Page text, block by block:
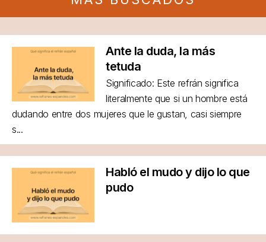
Ante la duda, la más
tetuda
Significado: Este refrán significa
literalmente que si un hombre está
dudando entre dos mujeres que le gustan, casi siempre
s...
Habló el mudo y dijo lo que
pudo